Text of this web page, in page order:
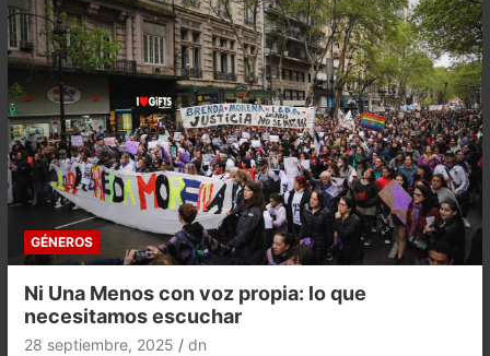
GÉNEROS
Ni Una Menos con voz propia: lo que
necesitamos escuchar
28 septiembre, 2025 dn